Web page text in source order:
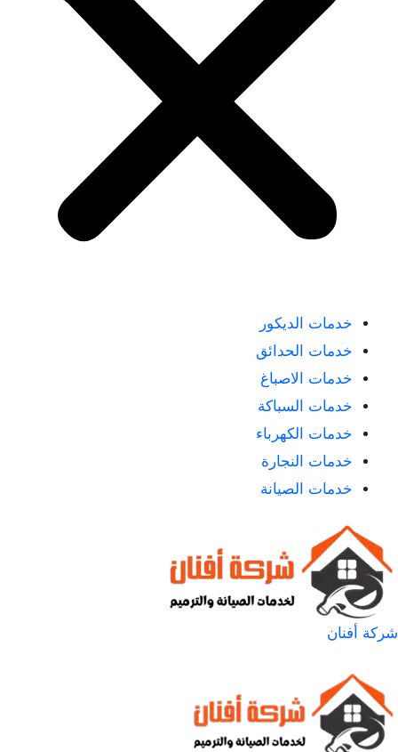
خدمات الديكور
خدمات الحدائق
خدمات الاصباغ
خدمات السباكة
خدمات الكهرباء
خدمات النجارة
خدمات الصيانة
شركة أفنان